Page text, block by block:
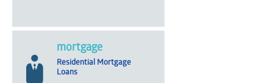
mortgage
Residential Mortgage
Loans